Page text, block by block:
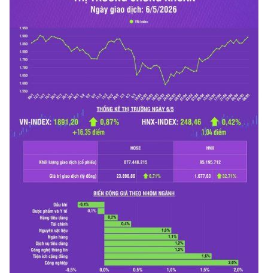
KHOA HỌC - CÔNG NGHỆ
MÔI TRƯỜNG
BẠN ĐỌC
KIỂM CHỨNG THÔNG TIN
54 DÂN TỘC VIỆT NAM
CHƯƠNG TRÌNH OCOP - MỖI XÃ
MỘT SẢN PHẨM
RADIO